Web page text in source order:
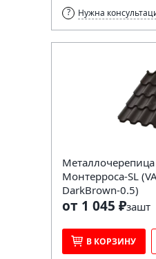
Нужна
Монтерроса-SL
DarkBrown-0.5)
от 1 045 ₽зашт
В КОРЗИНУ